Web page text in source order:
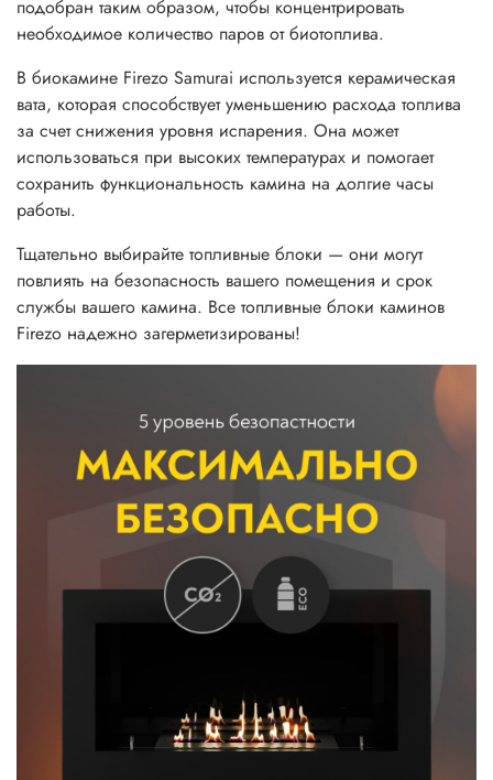
подобран таким образом, чтобы концентрировать
необходимое количество паров от биотоплива.
В биокамине Firezo Samurai используется керамическая
вата, которая способствует уменьшению расхода топлива
за счет снижения уровня испарения. Она может
использоваться при высоких температурах и помогает
сохранить функциональность камина на долгие часы
работы.
Тщательно выбирайте топливные блоки — они могут
повлиять на безопасность вашего помещения и срок
службы вашего камина. Все топливные блоки каминов
Firezo надежно загерметизированы!